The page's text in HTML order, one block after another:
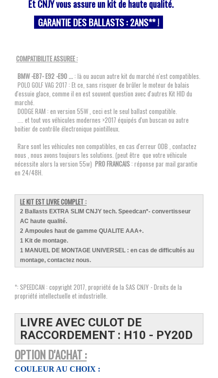
Et CNJY vous assure un kit de haute qualité.
GARANTIE DES BALLASTS : 2ANS** !
COMPATIBILITE ASSUREE :
BMW -E87- E92 -E90 ...: là ou aucun autre kit du marché n'est compatibles.
POLO GOLF VAG 2017 : Et ce, sans risquer de brûler le moteur de balais
d'essuie glace, comme il en est souvent question avec d'autres Kit HID du
marché.
DODGE RAM : en version 55W , ceci est le seul ballast compatible.
.... et tout vos véhicules modernes >2017 équipés d'un buscan ou autre
boitier de contrôle électronique pointilleux.
Rare sont les véhicules non compatibles, en cas d'erreur ODB , contactez
nous , nous avons toujours les solutions. (peut être que votre véhicule
nécessite alors la version 55w) PRO FRANCAIS: réponse par mail garantie
en 24/48H.
LE KIT EST LIVRE COMPLET :
2 Ballasts EXTRA SLIM CNJY tech. Speedcan*- convertisseur
AC haute qualité.
2 Ampoules haut de gamme QUALITE AAA+.
1 Kit de montage.
1 MANUEL DE MONTAGE UNIVERSEL : en cas de difficultés au
montage, contactez nous.
*: SPEEDCAN : copyright 2017, propriété de la SAS CNJY - Droits de la
propriété intellectuelle et industrielle.
LIVRE AVEC CULOT DE
RACCORDEMENT : H10 - PY20D
OPTION D'ACHAT :
COULEUR AU CHOIX :